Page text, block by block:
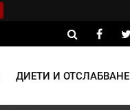
ДИЕТИ И ОТСЛАБВАНЕ